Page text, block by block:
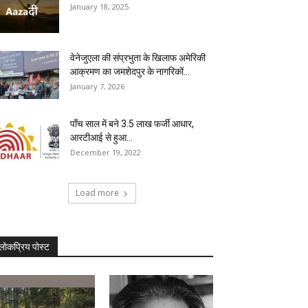
January 18, 2025
वेनेजुएला की संप्रभुता के खिलाफ अमेरिकी
आक्रमण का जमशेदपुर के नागरिकों...
January 7, 2026
पाँच साल में बने 3.5 लाख फर्जी आधार,
आरटीआई से हुआ...
December 19, 2022
Load more
पोस्ट